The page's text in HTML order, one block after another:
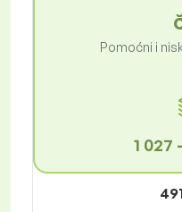
Pomoćni i
1 027